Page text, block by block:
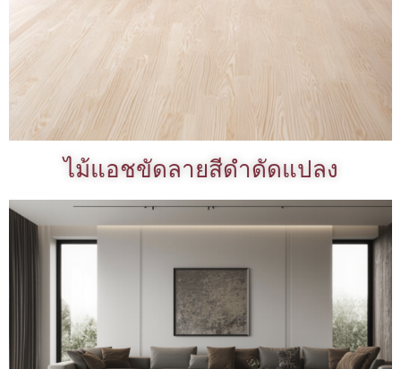
ไม้แอชขัดลายสีดำดัดแปลง